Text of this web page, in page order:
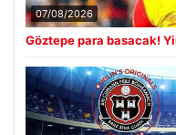
07/08/2026
Göztepe para basacak!